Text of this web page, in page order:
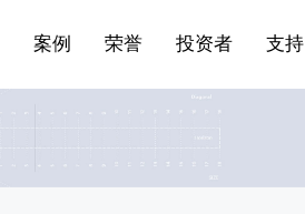
案例
荣誉
投资者
支持